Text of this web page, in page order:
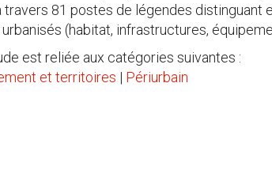
travers 81 postes de légendes
(habitat, infrastructures,
est reliée aux catégories suivantes :
et territoires | Périurbain